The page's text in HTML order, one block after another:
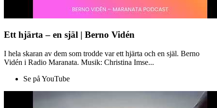
Ett hjärta – en själ | Berno Vidén
I hela skaran av dem som trodde var ett hjärta och en själ. Berno
Vidén i Radio Maranata. Musik: Christina Imse...
Se på YouTube